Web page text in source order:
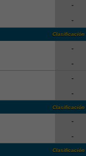
-
-
Clasificación
-
-
-
-
Clasificación
-
-
Clasificación